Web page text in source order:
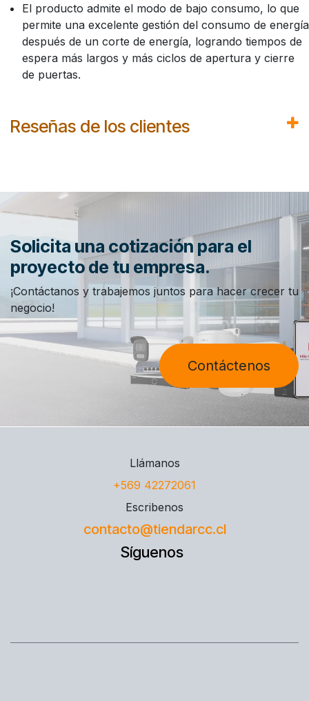
El producto admite el modo de bajo consumo, lo que
permite una excelente gestión del consumo de energía
después de un corte de energía, logrando tiempos de
espera más largos y más ciclos de apertura y cierre
de puertas.
Reseñas de los clientes
Solicita una cotización para el
proyecto de tu empresa.
¡Contáctanos y trabajemos juntos para hacer crecer tu
negocio!
Contáctenos
Llámanos
+569 42272061
Escribenos
contacto@tiendarcc.cl
Síguenos